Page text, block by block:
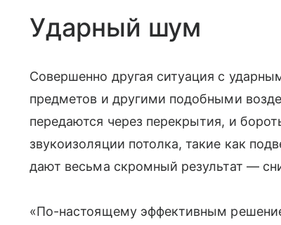
Ударный шум
Совершенно другая ситуация с
предметов и другими подобными
передаются через перекрытия, и
звукоизоляции потолка, такие как
дают весьма скромный результат —
«По-настоящему эффективным